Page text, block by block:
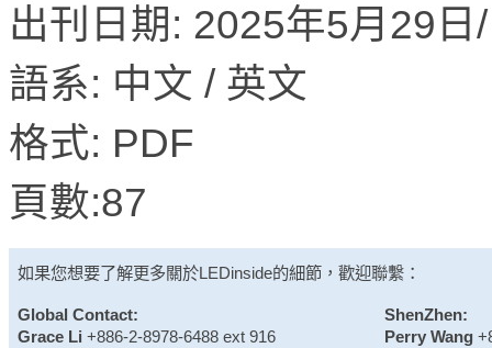
出刊日期: 2025年5月29日
語系: 中文 / 英文
格式: PDF
頁數:87
如果您想要了解更多關於LEDinside的細節，歡迎聯繫：
Global Contact:
ShenZhen:
Grace Li +886-2-8978-6488 ext 916
Perry Wang